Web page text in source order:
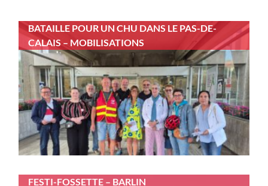
BATAILLE POUR UN CHU DANS LE PAS-DE-
CALAIS – MOBILISATIONS
FESTI-FOSSETTE – BARLIN